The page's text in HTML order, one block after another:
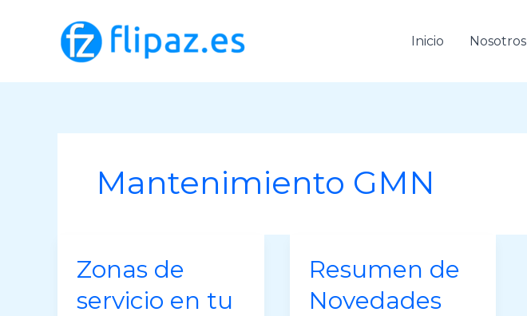
contenido
Inicio Nosotros
Mantenimiento GMN
Zonas de
servicio en tu
Resumen de
Novedades